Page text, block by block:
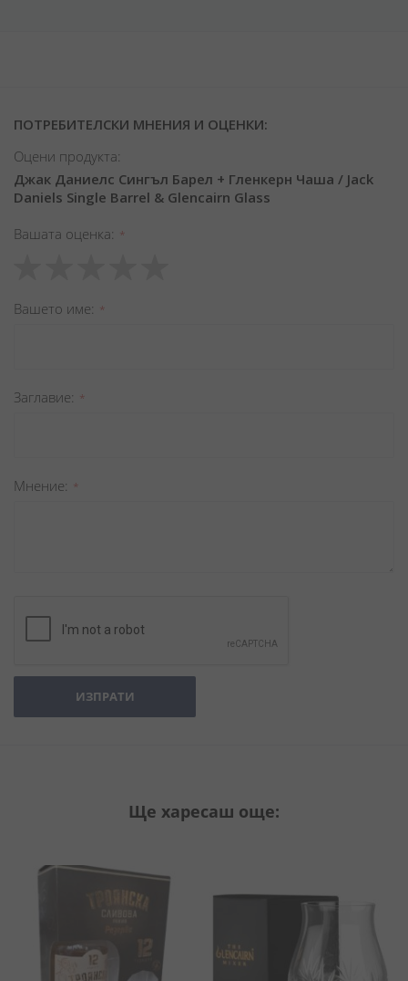
ПОТРЕБИТЕЛСКИ МНЕНИЯ И ОЦЕНКИ:
Оцени продукта:
Джак Даниелс Сингъл Барел + Гленкерн Чаша / Jack
Daniels Single Barrel & Glencairn Glass
Вашата оценка
star
stars
stars
stars
stars
Вашето име
Заглавиe
Мнение
ИЗПРАТИ
Ще харесаш още: